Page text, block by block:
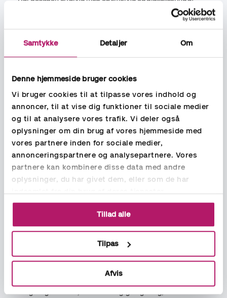
Samtykke Detaljer Om
Denne hjemmeside bruger cookies
Vi bruger cookies til at tilpasse vores indhold og
annoncer, til at vise dig funktioner til sociale medier
og til at analysere vores trafik. Vi deler også
oplysninger om din brug af vores hjemmeside med
vores partnere inden for sociale medier,
annonceringspartnere og analysepartnere. Vores
partnere kan kombinere disse data med andre
oplysninger, du har givet dem, eller som de har
indsamlet fra din brug af deres tjenester.
Tillad alle
Tilpas
Afvis
virksomheder.
Excel og øvrige programmer i MS Officepakken.
Økonomikonsulent
virksomhedsøkonomi og virksomhedsøkonomi på merkonom.
klargøring til revisor, herunder daglig bogføring,